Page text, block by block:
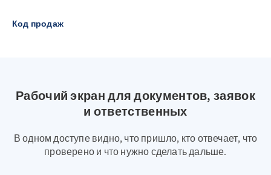
Код продаж
Рабочий экран для документов, заявок
и ответственных
В одном доступе видно, что пришло, кто отвечает, что
проверено и что нужно сделать дальше.